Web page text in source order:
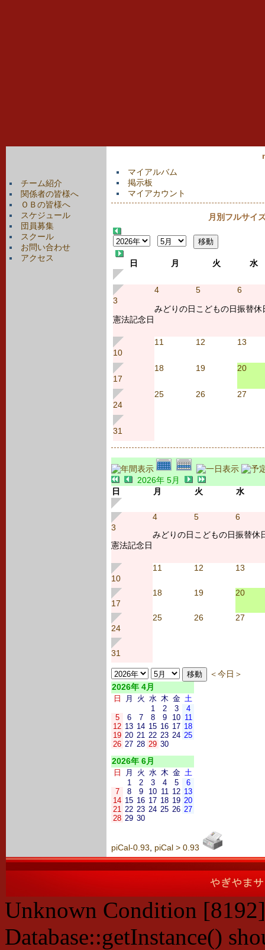
チーム紹介
関係者の皆様へ
ＯＢの皆様へ
スケジュール
団員募集
スクール
お問い合わせ
アクセス
マイアルバム
掲示板
マイアカウント
月別フルサイ
日 月 火 水
3
憲法記念日
4
みどりの日
5
こどもの日
6
振替休
10
11 12 13
17
18 19 20
24
25 26 27
31
2026年 5月
日
月 火 水
3
憲法記念日
4
みどりの日
5
こどもの日
6
振替休
10
11 12 13
17
18 19 20
24
25 26 27
31
＜今日＞
2026年 4月
日 月 火 水 木 金 土
1
2 3
4
5
6 7 8 9 10 11
12 13 14 15 16 17 18
19 20 21 22 23 24 25
26 27 28 29 30
2026年 6月
日 月 火 水 木 金 土
1
2 3 4 5
6
7
8 9 10 11 12 13
14 15 16 17 18 19 20
21 22 23 24 25 26 27
28 29 30
piCal-0.93 piCal > 0.93
Unknown Condition
Database::getInstance()